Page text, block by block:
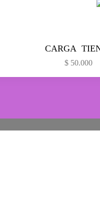
CARGA
$ 50.000